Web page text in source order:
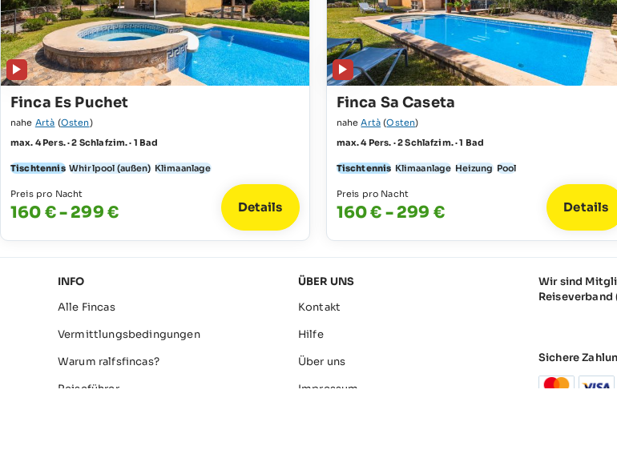
Finca Es Puchet
nahe Artà (Osten)
max. 4 Pers. · 2 Schlafzim. · 1 Bad
Tischtennis Whirlpool (außen) Klimaanlage
Preis pro Nacht
160 € - 299 € Details
Finca Sa Caseta
naheArtà (Osten)
max. 4 Pers. · 2 Schlafzim. · 1 Bad
Tischtennis Klimaanlage Heizung Pool
Preis pro Nacht
160 € - 299 € Details
INFO
Alle Fincas
Vermittlungsbedingungen
Warum ralfsfincas?
Reiseführer
ÜBER UNS
Kontakt
Hilfe
Über uns
Impressum
Wir sind
Reiseverband
Sichere